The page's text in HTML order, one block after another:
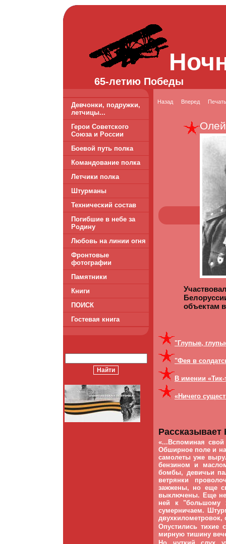
65-летию Победы
Девчонки, подружки,
летчицы...
Герои Советского
Союза и России
Боевой путь полка
Командование полка
Летчики полка
Штурманы
Технический состав
Погибшие в небе за
Родину
Любовь на линии огня
Фронтовые
фотографии
Памятники
Книги
ПОИСК
Гостевая книга
Назад Вперед Печать
объектам
"Глупые,
"Фея в
В имении «Тик-
«Ничего
«...Вспоминая
Обширное поле и
самолеты уже
бензином и
бомбы, девичьи
ветрянки
зажжены, но еще
выключены. Еще
ней к "большому
сумерничаем.
Опустились
мирную тишину